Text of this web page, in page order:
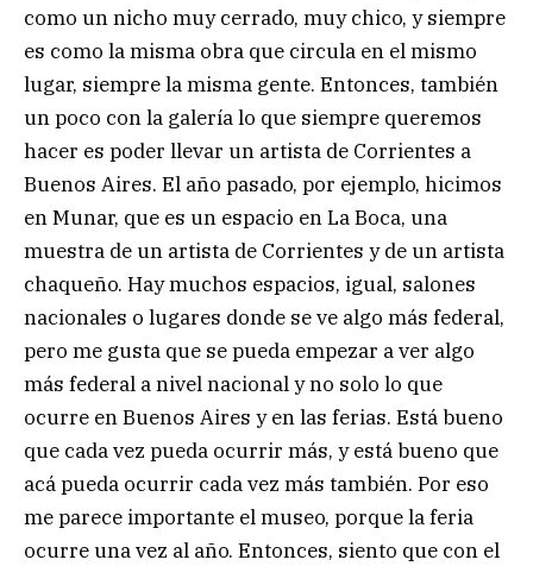
como un nicho muy cerrado, muy chico, y siempre
es como la misma obra que circula en el mismo
lugar, siempre la misma gente. Entonces, también
un poco con la galería lo que siempre queremos
hacer es poder llevar un artista de Corrientes a
Buenos Aires. El año pasado, por ejemplo, hicimos
en Munar, que es un espacio en La Boca, una
muestra de un artista de Corrientes y de un artista
chaqueño. Hay muchos espacios, igual, salones
nacionales o lugares donde se ve algo más federal,
pero me gusta que se pueda empezar a ver algo
más federal a nivel nacional y no solo lo que
ocurre en Buenos Aires y en las ferias. Está bueno
que cada vez pueda ocurrir más, y está bueno que
acá pueda ocurrir cada vez más también. Por eso
me parece importante el museo, porque la feria
ocurre una vez al año. Entonces, siento que con el